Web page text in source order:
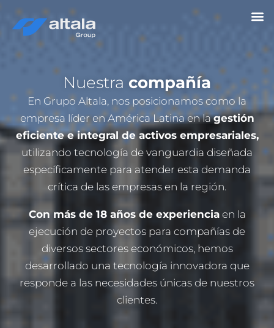
Nuestra compañía
En Grupo Altala, nos posicionamos como la
empresa líder en América Latina en lagestión
eficiente e integral de activos empresariales,
utilizando tecnología de vanguardia diseñada
específicamente para atender esta demanda
crítica de las empresas en la región.
Con más de 18 años de experienciaen la
ejecución de proyectos para compañías de
diversos sectores económicos, hemos
desarrollado una tecnología innovadora que
responde a las necesidades únicas de nuestros
clientes.